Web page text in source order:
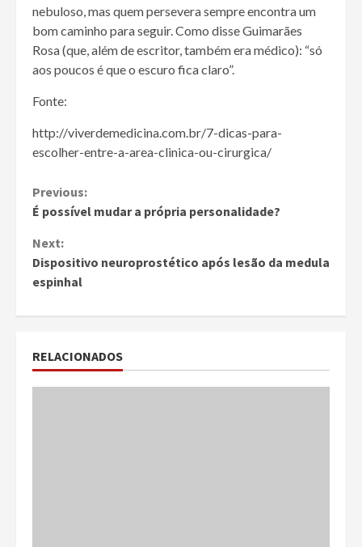
nebuloso, mas quem persevera sempre encontra um
bom caminho para seguir. Como disse Guimarães
Rosa (que, além de escritor, também era médico): “só
aos poucos é que o escuro fica claro”.
Fonte:
http://viverdemedicina.com.br/7-dicas-para-
escolher-entre-a-area-clinica-ou-cirurgica/
Continue
Reading
Previous:
É possível mudar a própria personalidade?
Next:
Dispositivo neuroprostético após lesão da medula
espinhal
RELACIONADOS